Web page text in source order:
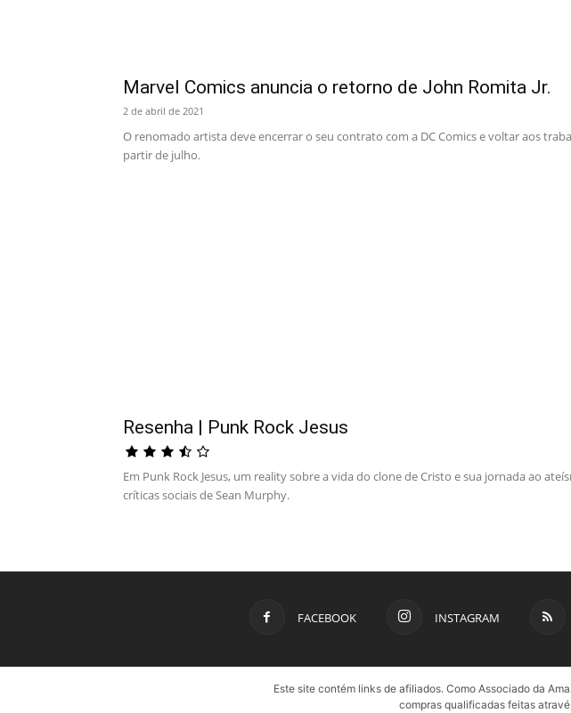
Marvel Comics anuncia o retorno de John Romita Jr.
2 de abril de 2021
O renomado artista deve encerrar o seu contrato com a DC Comics e voltar aos
partir de julho.
Resenha | Punk Rock Jesus
Em Punk Rock Jesus, um reality sobre a vida do clone de Cristo e sua jornada ao
críticas sociais de Sean Murphy.
FACEBOOK INSTAGRAM
Este site contém links de afiliados. Como Associado da
compras qualificadas feitas